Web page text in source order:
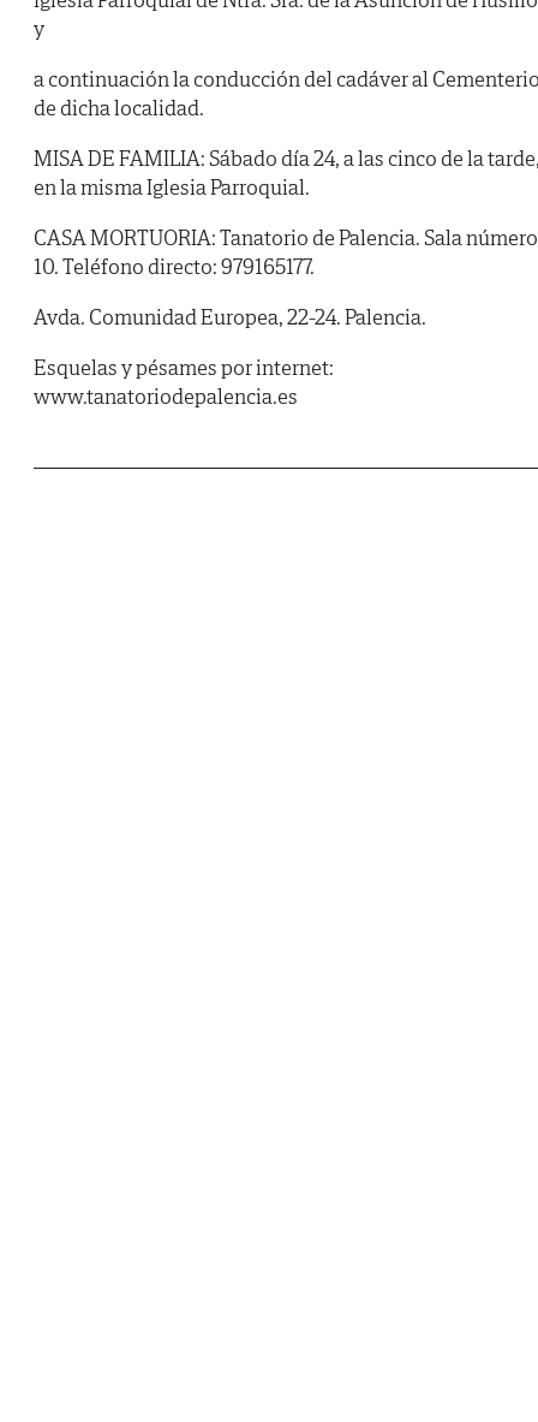
y
a continuación la conducción del cadáver al
de dicha localidad.
MISA DE FAMILIA: Sábado día 24, a las cinco de la
en la misma Iglesia Parroquial.
CASA MORTUORIA: Tanatorio de Palencia. Sala número
10. Teléfono directo: 979165177.
Avda. Comunidad Europea, 22-24. Palencia.
Esquelas y pésames por internet:
www.tanatoriodepalencia.es